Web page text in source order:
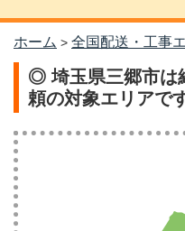
ホーム > 全国配送・工事
◎ 埼玉県三郷市は
頼の対象エリアで